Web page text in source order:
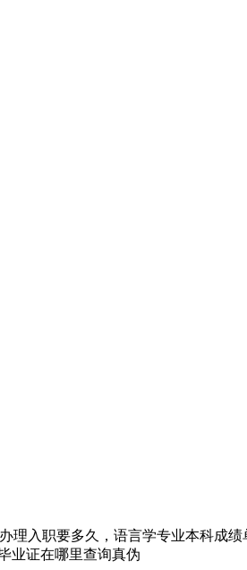
理入职要多久，语言学专业本科成
业证在哪里查询真伪